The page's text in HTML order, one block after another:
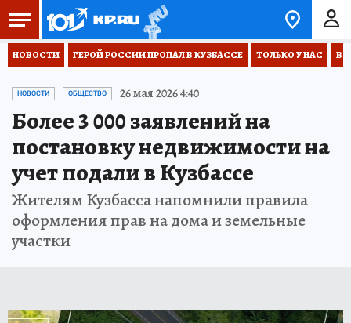
НОВОСТИ ГЕРОЙ РОССИИ ПРОПАЛ В КУЗБАССЕ ТОЛЬКО У НАС
НОВОСТИ ОБЩЕСТВО 26 мая 2026 4:40
Более 3 000 заявлений на
постановку недвижимости на
учет подали в Кузбассе
Жителям Кузбасса напомнили правила
оформления прав на дома и земельные
участки